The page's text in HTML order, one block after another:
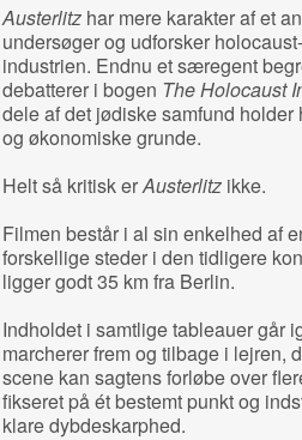
Austerlitzhar mere karakter af et
undersøger og udforsker
industrien. Endnu et særegent
debatterer i bogen The Holocaust
dele af det jødiske samfund
og økonomiske grunde.
Helt så kritisk erAusterlitzikke.
Filmen består i al sin enkelhed af
forskellige steder i den tidligere
ligger godt 35 km fra Berlin.
Indholdet i samtlige tableauer går
marcherer frem og tilbage i lejren,
scene kan sagtens forløbe over
fikseret på ét bestemt punkt og
klare dybdeskarphed.